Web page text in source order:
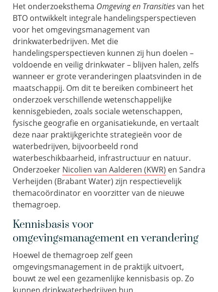
Het onderzoeksthema Omgeving en Transitiesvan het
BTO ontwikkelt integrale handelingsperspectieven
voor het omgevingsmanagement van
drinkwaterbedrijven. Met die
handelingsperspectieven kunnen zij hun doelen –
voldoende en veilig drinkwater – blijven halen, zelfs
wanneer er grote veranderingen plaatsvinden in de
maatschappij. Om dit te bereiken combineert het
onderzoekverschillende wetenschappelijke
kennisgebieden, zoals socialewetenschappen,
fysische geografie en organisatiekunde, en vertaalt
deze naar praktijkgerichtestrategieën voor de
waterbedrijven, bijvoorbeeld rond
waterbeschikbaarheid, infrastructuur en natuur.
Onderzoeker Nicolien van Aalderen (KWR) en Sandra
Verheijden (Brabant Water) zijn respectievelijk
themacoördinator en voorzitter van de nieuwe
themagroep.
Kennisbasis voor
omgevingsmanagement en verandering
Hoewel de themagroep zelf geen
omgevingsmanagement in de praktijk uitvoert,
bouwt ze wel een gezamenlijke kennisbasis op. Zo